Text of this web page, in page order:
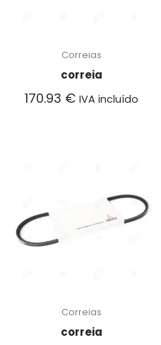
Correias
correia
170.93 € IVA incluído
Correias
correia